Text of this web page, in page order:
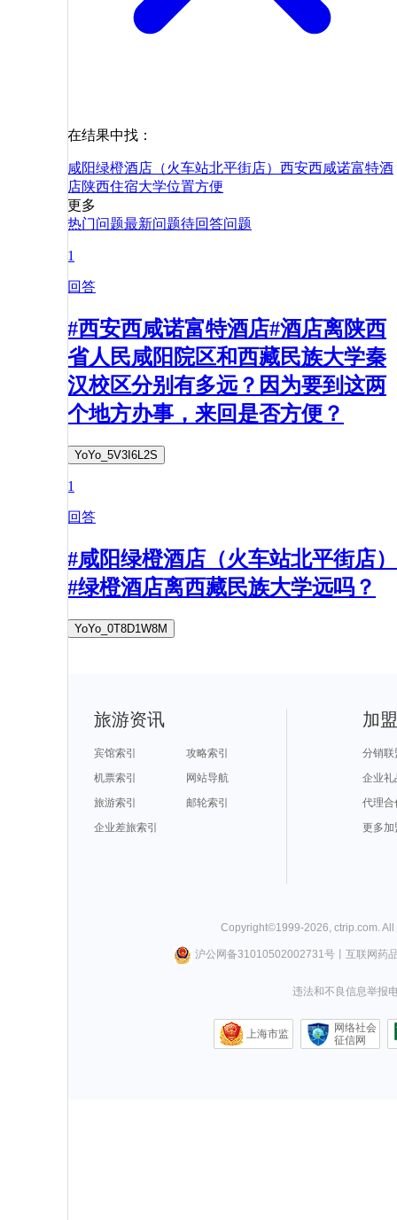
在结果中找：
咸阳绿橙酒店（火车站北平街店） 西安西咸诺富特酒
店陕西住宿大学位置方便
更多
热门问题最新问题待回答问题
1
回答
#西安西咸诺富特酒店#酒店离陕西
省人民咸阳院区和西藏民族大学秦
汉校区分别有多远？因为要到这两
个地方办事，来回是否方便？
YoYo_5V3I6L2S
1
回答
#咸阳绿橙酒店（火车站北平街店）
#绿橙酒店离西藏民族大学远吗？
YoYo_0T8D1W8M
旅游资讯
宾馆索引
攻略索引
机票索引
网站导航
旅游索引
邮轮索引
企业差旅索引
加
分销联
企业礼
代理合
更多加
Copyright©1999-2026 ctrip.com .
沪公网备31010502002731号丨 互联网药
违法和不良信息举报
上海市监
网络社会
征信网